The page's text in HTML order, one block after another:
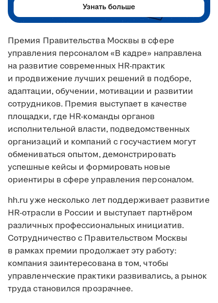
Премия Правительства Москвы в сфере
управления персоналом «В кадре» направлена
на развитие современных HR-практик
и продвижение лучших решений в подборе,
адаптации, обучении, мотивации и развитии
сотрудников. Премия выступает в качестве
площадки, где HR-команды органов
исполнительной власти, подведомственных
организаций и компаний с госучастием могут
обмениваться опытом, демонстрировать
успешные кейсы и формировать новые
ориентиры в сфере управления персоналом.
hh.ru уже несколько лет поддерживает развитие
HR-отрасли в России и выступает партнёром
различных профессиональных инициатив.
Сотрудничество с Правительством Москвы
в рамках премии продолжает эту работу:
компания заинтересована в том, чтобы
управленческие практики развивались, а рынок
труда становился прозрачнее.
Узнать больше